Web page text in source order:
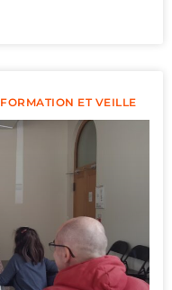
FORMATION ET VEILLE